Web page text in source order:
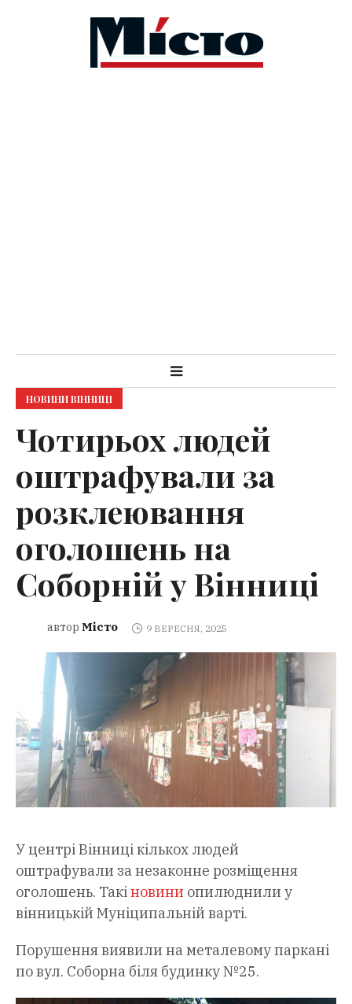
НОВИНИ ВІННИЦІ
Чотирьох людей
оштрафували за
розклеювання
оголошень на
Соборній у Вінниці
автор Місто 9 ВЕРЕСНЯ, 2025
У центрі Вінниці кількох людей
оштрафували за незаконне розміщення
оголошень. Такіновини опилюднили у
вінницькій Муніципальній варті.
Порушення виявили на металевому паркані
по вул. Соборна біля будинку №25.